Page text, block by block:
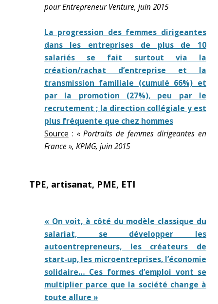
pour Entrepreneur Venture, juin 2015
La progression des femmes dirigeantes
dans les entreprises de plus de 10
salariés se fait surtout via la
création/rachat d’entreprise et la
transmission familiale (cumulé 66%) et
par la promotion (27%), peu par le
recrutement ; la direction collégiale y est
plus fréquente que chez hommes
Source : « Portraits de femmes dirigeantes en
France », KPMG, juin 2015
TPE, artisanat, PME, ETI
« On voit, à côté du modèle classique du
salariat, se développer les
autoentrepreneurs, les créateurs de
start-up, les microentreprises, l’économie
solidaire… Ces formes d’emploi vont se
multiplier parce que la société change à
toute allure »